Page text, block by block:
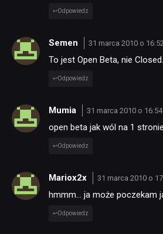
Odpowiedz
Semen 31 marca 2010 o 16:52
To jest Open Beta, nie
Odpowiedz
Mumia 31 marca 2010 o 16:54
open beta jak wól na 1
Odpowiedz
Mariox2x 31 marca 2010 o
hmmm… ja może poczekam
Odpowiedz